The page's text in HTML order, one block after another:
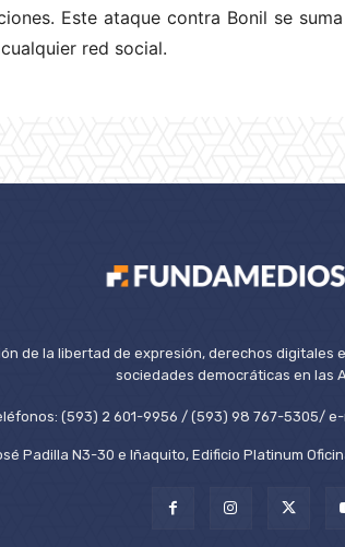
Este ataque contra Bonil se
red social.
de la libertad de expresión, derechos
sociedades democráticas en las
(593) 2 601-9956 / (593) 98 767-5305/
Padilla N3-30 e Iñaquito, Edificio Platinum